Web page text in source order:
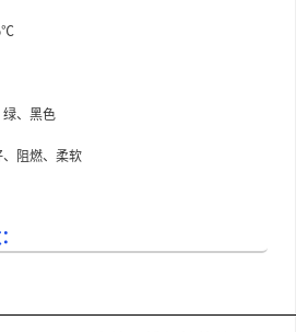
绿、黑色
阻燃、柔软